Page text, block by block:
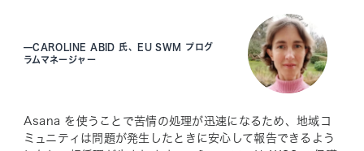
—CAROLINE ABID 氏、EU SWM プログ
ラムマネージャー
Asana を使うことで苦情の処理が迅速になるため、地域コ
ミュニティは問題が発生したときに安心して報告できるよう